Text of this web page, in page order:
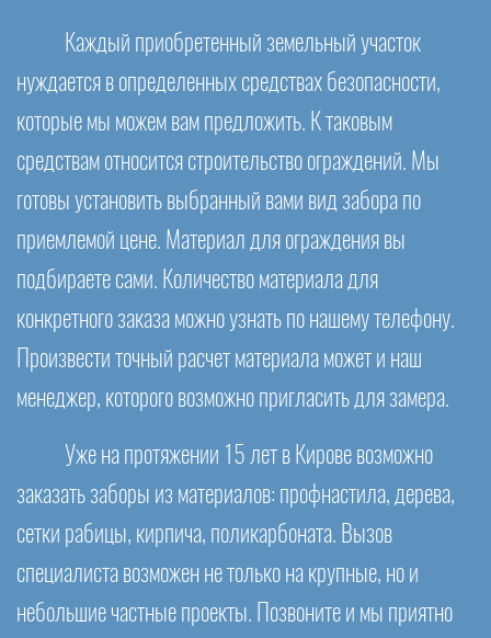
Каждый приобретенный земельный участок
нуждается в определенных средствах безопасности,
которые мы можем вам предложить. К таковым
средствам относится строительство ограждений. Мы
готовы установить выбранный вами вид забора по
приемлемой цене. Материал для ограждения вы
подбираете сами. Количество материала для
конкретного заказа можно узнать по нашему телефону.
Произвести точный расчет материала может и наш
менеджер, которого возможно пригласить для замера.
Уже на протяжении 15 лет в Кирове возможно
заказать заборы из материалов: профнастила, дерева,
сетки рабицы, кирпича, поликарбоната. Вызов
специалиста возможен не только на крупные, но и
небольшие частные проекты. Позвоните и мы приятно